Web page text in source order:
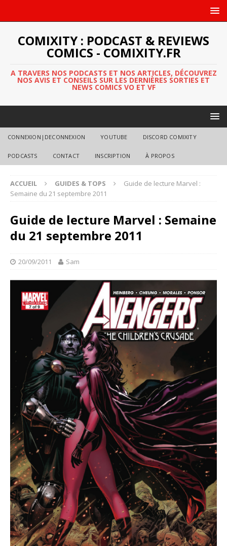
COMIXITY : PODCAST & REVIEWS
COMICS - COMIXITY.FR
A TRAVERS NOS PODCASTS ET NOS ARTICLES, DÉCOUVREZ
NOS AVIS ET CONSEILS SUR LES DERNIÈRES SORTIES ET
NEWS COMICS VO ET VF
CONNEXION|DECONNEXION YOUTUBE DISCORD COMIXITY
PODCASTS CONTACT INSCRIPTION À PROPOS
ACCUEIL GUIDES & TOPS
Guide de lecture Marvel :
Semaine du 21 septembre 2011
Guide de lecture Marvel : Semaine
du 21 septembre 2011
20/09/2011 Sam